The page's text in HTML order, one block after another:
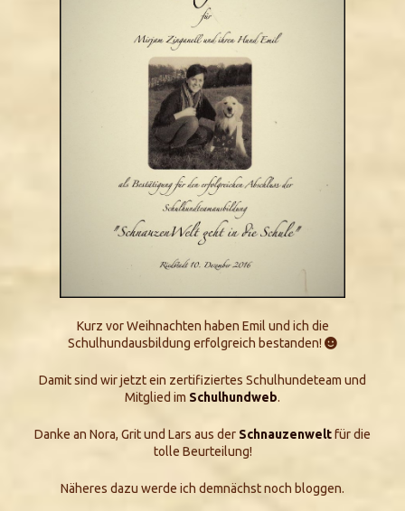
Kurz vor Weihnachten haben Emil und ich die
Schulhundausbildung erfolgreich bestanden! 
Damit sind wir jetzt ein zertifiziertes Schulhundeteam und
Mitglied im Schulhundweb.
Danke an Nora, Grit und Lars aus der Schnauzenweltfür die
tolle Beurteilung!
Näheres dazu werde ich demnächst noch bloggen.